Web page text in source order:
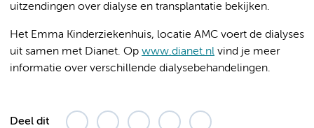
uitzendingen over dialyse en transplantatie bekijken.
Het Emma Kinderziekenhuis, locatie AMC voert de dialyses
uit samen met Dianet. Op www.dianet.nl vind je meer
informatie over verschillende dialysebehandelingen.
Deel dit